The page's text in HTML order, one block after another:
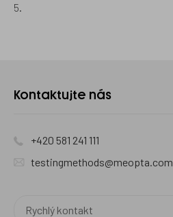
5.
Kontaktujte
Kontaktujte nás
+420 581 241 111
testingmethods@meopta.com
Rychlý kontakt